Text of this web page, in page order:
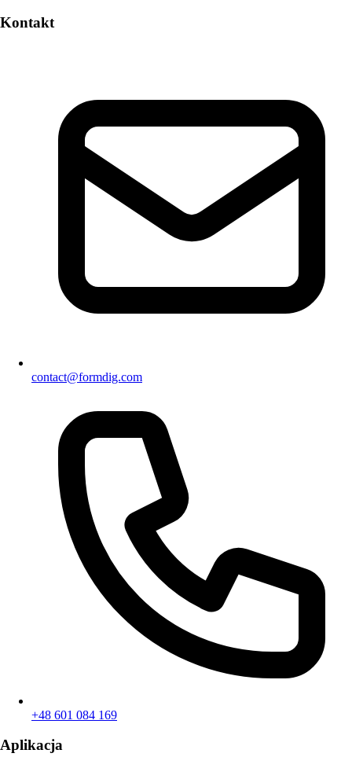
Kontakt
contact@formdig.com
+48 601 084 169
Aplikacja